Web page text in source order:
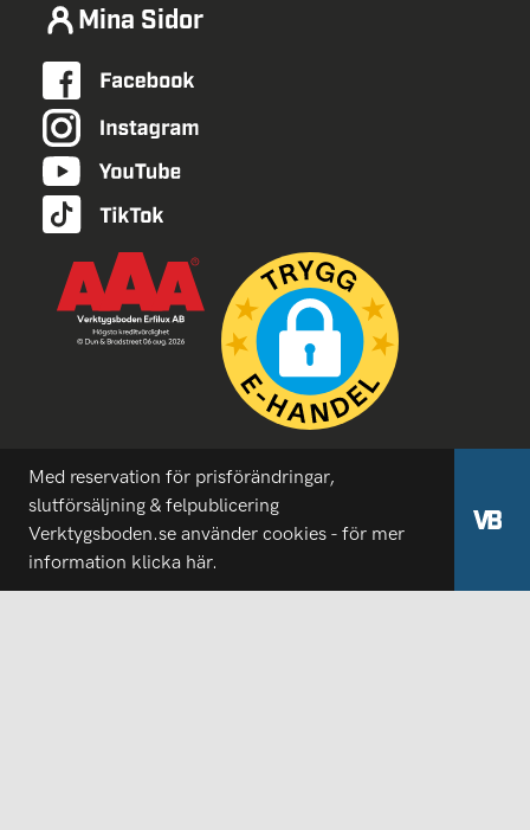
Mina Sidor
Med reservation för prisförändringar,
slutförsäljning & felpublicering
Verktygsboden.se använder cookies - för mer
information klicka här.